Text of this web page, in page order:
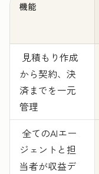
機能
見積もり作成
から契約、決
済までを一元
管理
全てのAIエー
ジェントと担
当者が収益デ